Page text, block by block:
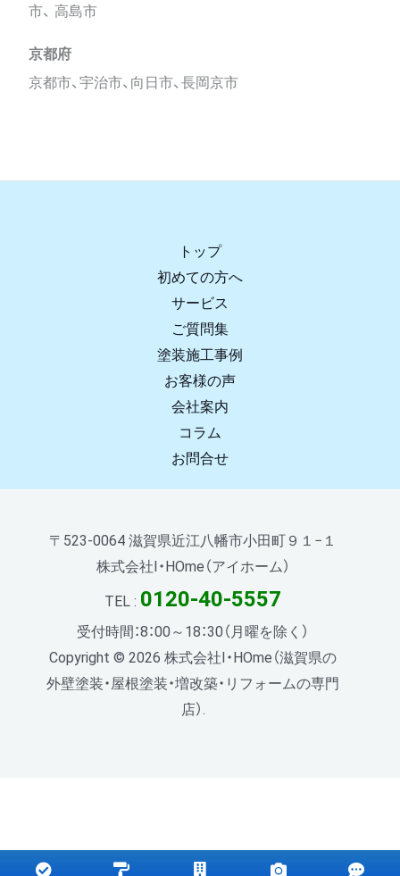
市、 高島市
京都府
京都市、宇治市、向日市、長岡京市
トップ
初めての方へ
サービス
ご質問集
塗装施工事例
お客様の声
会社案内
コラム
お問合せ
〒523-0064 滋賀県近江八幡市小田町９１−１
株式会社I・HOme（アイホーム）
TEL : 0120-40-5557
受付時間：8：00～18：30（月曜を除く）
Copyright © 2026 株式会社I・HOme（滋賀県の
外壁塗装・屋根塗装・増改築・リフォームの専門
店）.